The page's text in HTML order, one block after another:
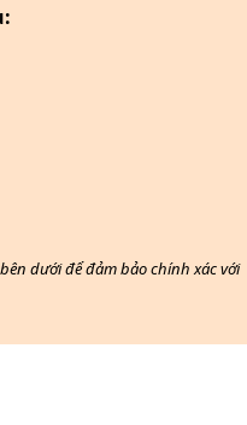
dưới để đảm bảo chính xác với